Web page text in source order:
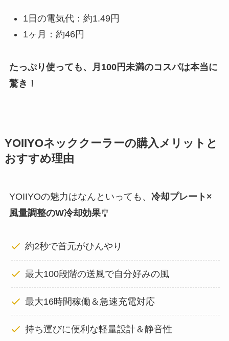
1日の電気代：約1.49円
1ヶ月：約46円
たっぷり使っても、月100円未満のコスパは本当に
驚き！
YOIIYOネッククーラーの購入メリットと
おすすめ理由
YOIIYOの魅力はなんといっても、 冷却プレート×
風量調整のW冷却効果🎐
約2秒で首元がひんやり
最大100段階の送風で自分好みの風
最大16時間稼働＆急速充電対応
持ち運びに便利な軽量設計＆静音性